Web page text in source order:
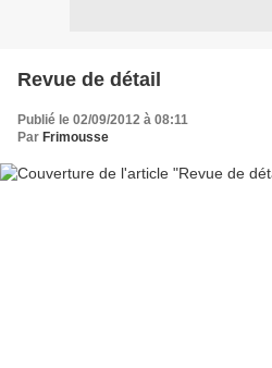
Revue de détail
Publié le 02/09/2012 à 08:11
Par Frimousse